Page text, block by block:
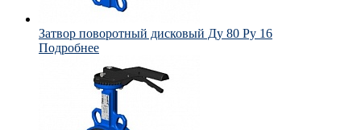
Затвор поворотный дисковый Ду 80 Ру 16
Подробнее